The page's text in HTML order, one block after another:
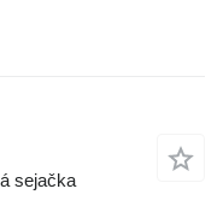
sejačka